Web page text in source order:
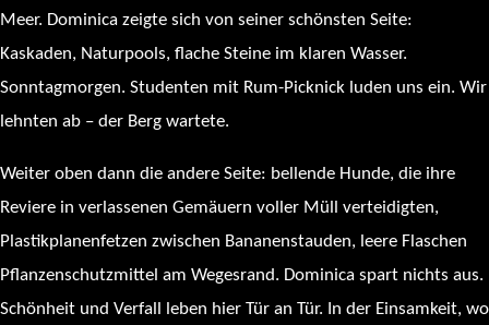
Meer. Dominica zeigte sich von seiner schönsten Seite:
Kaskaden, Naturpools, flache Steine im klaren Wasser.
Sonntagmorgen. Studenten mit Rum-Picknick luden uns ein. Wir
lehnten ab – der Berg wartete.
Weiter oben dann die andere Seite: bellende Hunde, die ihre
Reviere in verlassenen Gemäuern voller Müll verteidigten,
Plastikplanenfetzen zwischen Bananenstauden, leere Flaschen
Pflanzenschutzmittel am Wegesrand. Dominica spart nichts aus.
Schönheit und Verfall leben hier Tür an Tür. In der Einsamkeit, wo